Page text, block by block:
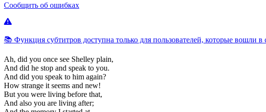
Сообщить об ошибках
📚 Функция субтитров доступна только для пользователей, которые вошли
Ah, did you once see Shelley plain,
And did he stop and speak to you.
And did you speak to him again?
How strange it seems and new!
But you were living before that,
And also you are living after;